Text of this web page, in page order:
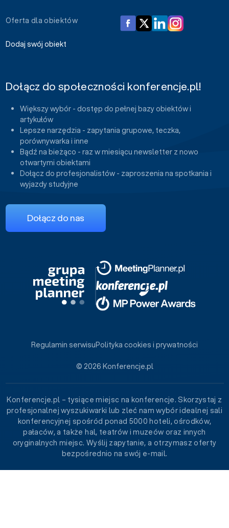
Oferta dla obiektów
Dodaj swój obiekt
Dołącz do społeczności konferencje.pl!
Większy wybór - dostęp do pełnej bazy obiektów i
artykułów
Lepsze narzędzia - zapytania grupowe, teczka,
porównywarka i inne
Bądź na bieżąco - raz w miesiącu newsletter z nowo
otwartymi obiektami
Dołącz do profesjonalistów - zaproszenia na spotkania i
wyjazdy studyjne
Dołącz do nas
© 2026 Konferencje.pl
Regulamin serwisuPolityka cookies i prywatności
Konferencje.pl – tysiące miejsc na konferencje. Skorzystaj z
profesjonalnej wyszukiwarki lub zleć nam wybór idealnej sali
konferencyjnej spośród ponad 5000 hoteli, ośrodków,
pałaców, a także hal, teatrów i muzeów oraz innych
oryginalnych miejsc. Wyślij zapytanie, a otrzymasz oferty
bezpośrednio na swój e-mail.